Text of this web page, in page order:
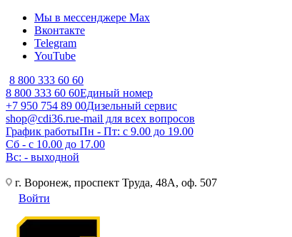
Мы в мессенджере Max
Вконтакте
Telegram
YouTube
8 800 333 60 60
8 800 333 60 60Единый номер
+7 950 754 89 00Дизельный сервис
shop@cdi36.rue-mail для всех вопросов
График работыПн - Пт: с 9.00 до 19.00
Сб - с 10.00 до 17.00
Вс: - выходной
г. Воронеж, проспект Труда, 48А, оф. 507
Войти